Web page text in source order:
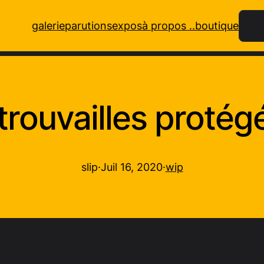
galerieparutionsexposà propos ..boutique
slip·Juil 16, 2020·wip